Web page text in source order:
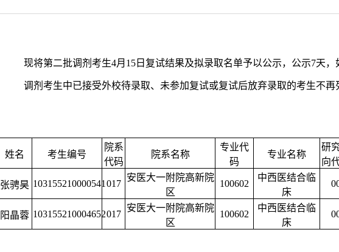
现将第二批调剂 考生4月15日复试结果及拟录取名单予以公示，公示7天，
调剂考生中已接受外校待录取、未参加复试或复试后放弃录取的考生不再
姓名 考生编号
院系
代码
院系名称
专业代
码
专业名称
研
向
张骋昊 103155210000541 017
安医大一附院高新院
区
100602
中西医结合临
床
阳晶蓉 103155210004652017
安医大一附院高新院
区
100602
中西医结合临
床